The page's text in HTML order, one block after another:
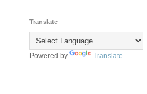
Translate
Powered by Translate